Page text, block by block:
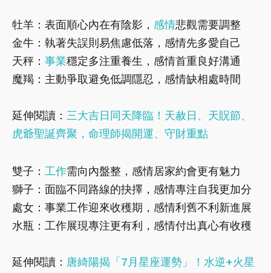
牡羊：表面順心內在有陰影， 感情悲觀需要調整
金牛：執著失誤則易焦慮低落，感情先多愛自己
天秤： 事業穩定多注重養生，感情首重良好溝通
魔羯：主動爭取避免低調隱忍，感情缺相處時間
延伸閱讀： 三大吉日同天降臨！天赦日、天貺節、
虎爺聖誕齊聚，命理師揭開運、守財重點
雙子： 工作需向內盤整，感情居家約會更有魅力
獅子：面臨不同路線的抉擇，感情專注自我更加分
處女：事業工作迎來收穫期，感情利舊不利新進展
水瓶：工作展現專注更有利，感情付出真心有收穫
延伸閱讀： 唐綺陽揭「7月星座運勢」！水逆+火星